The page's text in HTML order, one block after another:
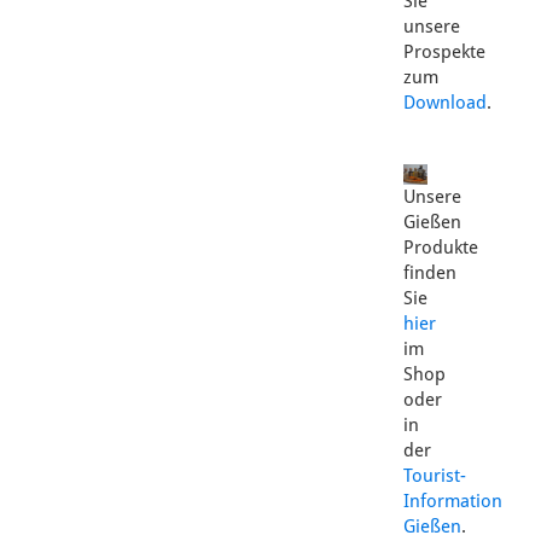
unsere
Prospekte
zum
Download.
Unsere
Gießen
Produkte
finden
Sie
hier
im
Shop
oder
in
der
Tourist-
Information
Gießen.